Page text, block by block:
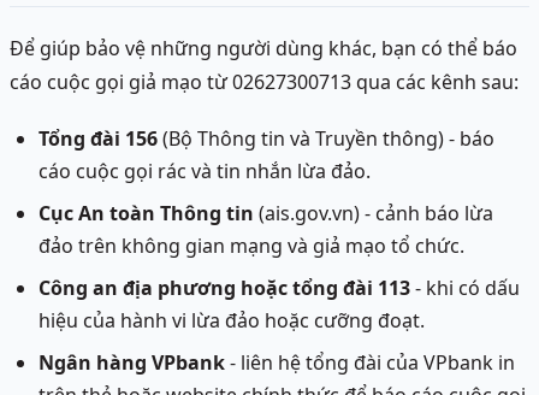
Để giúp bảo vệ những người dùng khác, bạn có thể báo
cáo cuộc gọi giả mạo từ 02627300713 qua các kênh sau:
Tổng đài 156(Bộ Thông tin và Truyền thông) - báo
cáo cuộc gọi rác và tin nhắn lừa đảo.
Cục An toàn Thông tin (ais.gov.vn) - cảnh báo lừa
đảo trên không gian mạng và giả mạo tổ chức.
Công an địa phương hoặc tổng đài 113- khi có dấu
hiệu của hành vi lừa đảo hoặc cưỡng đoạt.
Ngân hàng VPbank- liên hệ tổng đài của VPbank in